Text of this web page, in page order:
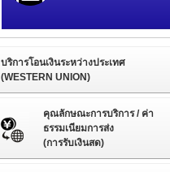
บริการโอนเงินระหว่างประเทศ
(WESTERN UNION)
คุณลักษณะการบริการ / ค่า
ธรรมเนียมการส่ง
(การรับเงินสด)